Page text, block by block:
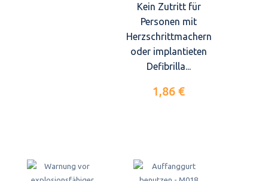
Kein Zutritt für
Personen mit
Herzschrittmachern
oder implantieten
Defibrilla...
1,86 €